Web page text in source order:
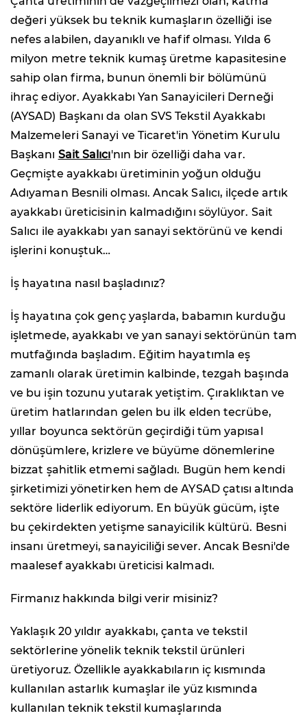
değeri yüksek bu teknik kumaşların özelliği ise
nefes alabilen, dayanıklı ve hafif olması. Yılda 6
milyon metre teknik kumaş üretme kapasitesine
sahip olan firma, bunun önemli bir bölümünü
ihraç ediyor. Ayakkabı Yan Sanayicileri Derneği
(AYSAD) Başkanı da olan SVS Tekstil Ayakkabı
Malzemeleri Sanayi ve Ticaret'in Yönetim Kurulu
Başkanı Sait Salıcı'nın bir özelliği daha var.
Geçmişte ayakkabı üretiminin yoğun olduğu
Adıyaman Besnili olması. Ancak Salıcı, ilçede artık
ayakkabı üreticisinin kalmadığını söylüyor. Sait
Salıcı ile ayakkabı yan sanayi sektörünü ve kendi
işlerini konuştuk…
İş hayatına nasıl başladınız?
İş hayatına çok genç yaşlarda, babamın kurduğu
işletmede, ayakkabı ve yan sanayi sektörünün tam
mutfağında başladım. Eğitim hayatımla eş
zamanlı olarak üretimin kalbinde, tezgah başında
ve bu işin tozunu yutarak yetiştim. Çıraklıktan ve
üretim hatlarından gelen bu ilk elden tecrübe,
yıllar boyunca sektörün geçirdiği tüm yapısal
dönüşümlere, krizlere ve büyüme dönemlerine
bizzat şahitlik etmemi sağladı. Bugün hem kendi
şirketimizi yönetirken hem de AYSAD çatısı altında
sektöre liderlik ediyorum. En büyük gücüm, işte
bu çekirdekten yetişme sanayicilik kültürü. Besni
insanı üretmeyi, sanayiciliği sever. Ancak Besni'de
maalesef ayakkabı üreticisi kalmadı.
Firmanız hakkında bilgi verir misiniz?
Yaklaşık 20 yıldır ayakkabı, çanta ve tekstil
sektörlerine yönelik teknik tekstil ürünleri
üretiyoruz. Özellikle ayakkabıların iç kısmında
kullanılan astarlık kumaşlar ile yüz kısmında
kullanılan teknik tekstil kumaşlarında